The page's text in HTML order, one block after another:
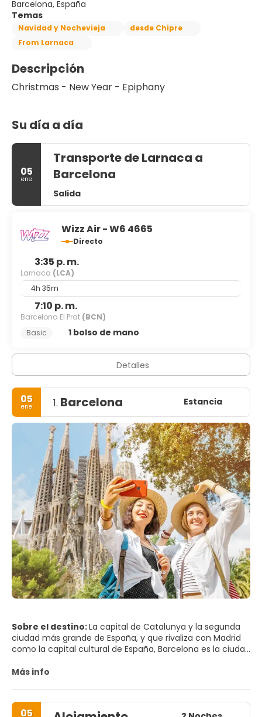
Barcelona, España
Temas
Navidad y Nochevieja
desde Chipre
From Larnaca
Descripción
Christmas - New Year - Epiphany
Su día a día
05
ene
Transporte de Larnaca a
Barcelona
Salida
Wizz Air - W6 4665
Directo
3:35 p. m.
Larnaca (LCA)
4h 35m
7:10 p. m.
Barcelona El Prat (BCN)
Basic
1 bolso de mano
Detalles
05
ene 1. Barcelona Estancia
Sobre el destino:La capital de Catalunya y la segunda
ciudad más grande de España, y que rivaliza con Madrid
como la capital cultural de España, Barcelona es la ciudad
se ha completado, la Sagrada Familia; rompiendo
ciudad es muy carismática.
Más info
05